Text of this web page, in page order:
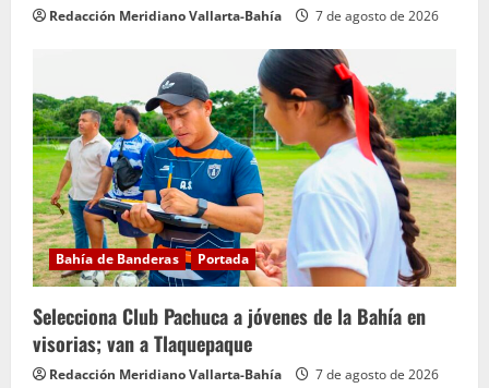
Redacción Meridiano Vallarta-Bahía 7 de agosto de 2026
Bahía de Banderas Portada
Selecciona Club Pachuca a jóvenes de la Bahía en
visorias; van a Tlaquepaque
Redacción Meridiano Vallarta-Bahía 7 de agosto de 2026